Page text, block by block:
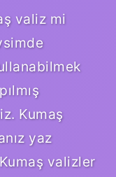
valiz mi
Kumaş
yaz
valizler